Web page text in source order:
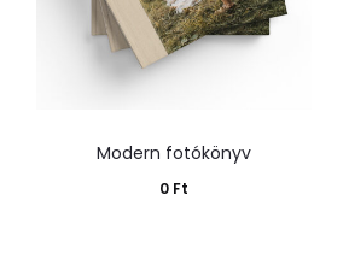
Modern fotókönyv
0 Ft